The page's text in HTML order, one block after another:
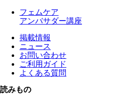
フェムケア
アンバサダー講座
掲載情報
ニュース
お問い合わせ
ご利用ガイド
よくある質問
読みもの